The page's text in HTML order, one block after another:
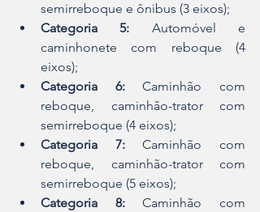
semirreboque e ônibus (3 eixos);
Categoria 5: Automóvel e
caminhonete com reboque (4
eixos);
Categoria 6: Caminhão com
reboque, caminhão-trator com
semirreboque (4 eixos);
Categoria 7: Caminhão com
reboque, caminhão-trator com
semirreboque (5 eixos);
Categoria 8: Caminhão com